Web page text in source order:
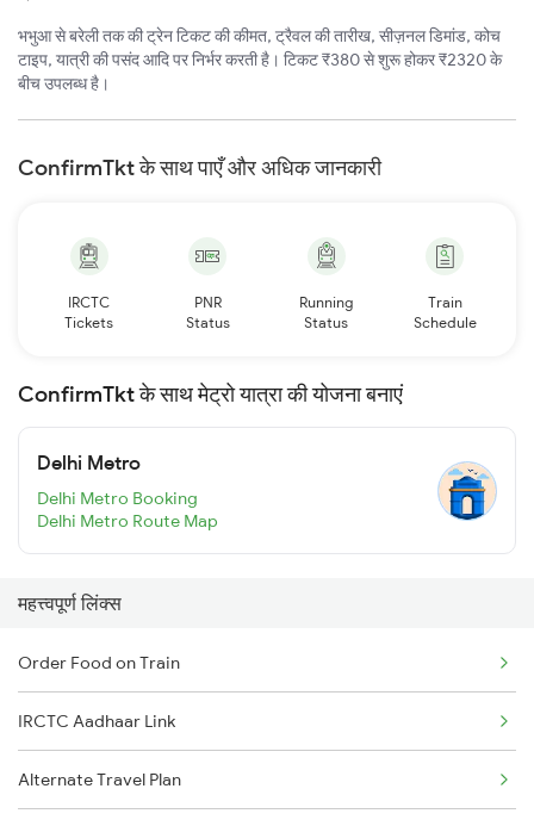
भभुआ से बरेली तक की ट्रेन टिकट की कीमत, ट्रैवल की तारीख, सीज़नल डिमांड, कोच
टाइप, यात्री की पसंद आदि पर निर्भर करती है। टिकट ₹380 से शुरू होकर ₹2320 के
बीच उपलब्ध है।
ConfirmTkt के साथ पाएँ और अधिक जानकारी
IRCTC
Tickets
PNR
Status
Running
Status
Train
Schedule
ConfirmTkt के साथ मेट्रो यात्रा की योजना बनाएं
Delhi Metro
Delhi Metro Booking
Delhi Metro Route Map
महत्त्वपूर्ण लिंक्स
Order Food on Train
IRCTC Aadhaar Link
Alternate Travel Plan